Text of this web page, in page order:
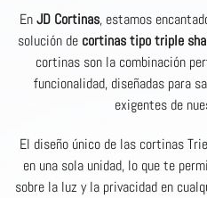
EnJD Cortinas, estamos
solución de cortinas tipo triple
cortinas son la combinación
funcionalidad, diseñadas para
exigentes de
El diseño único de las cortinas
en una sola unidad, lo que te
sobre la luz y la privacidad en